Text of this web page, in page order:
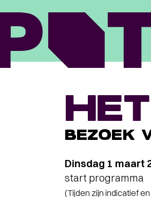
BEZOEK
Dinsdag 1 maart
start programma
(Tijden zijn indicatief